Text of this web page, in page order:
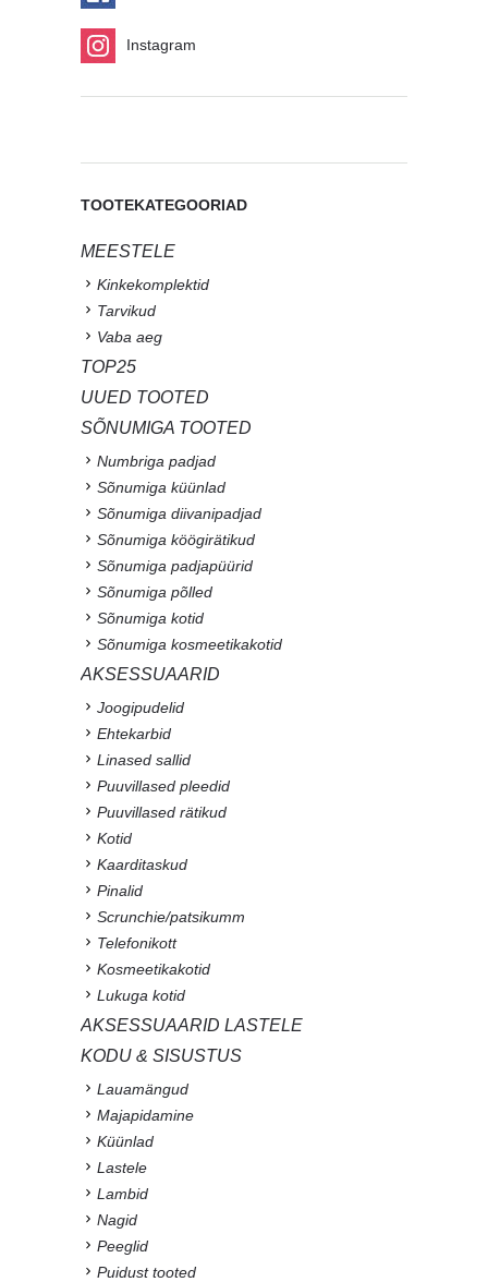
Instagram
TOOTEKATEGOORIAD
MEESTELE
Kinkekomplektid
Tarvikud
Vaba aeg
TOP25
UUED TOOTED
SÕNUMIGA TOOTED
Numbriga padjad
Sõnumiga küünlad
Sõnumiga diivanipadjad
Sõnumiga köögirätikud
Sõnumiga padjapüürid
Sõnumiga põlled
Sõnumiga kotid
Sõnumiga kosmeetikakotid
AKSESSUAARID
Joogipudelid
Ehtekarbid
Linased sallid
Puuvillased pleedid
Puuvillased rätikud
Kotid
Kaarditaskud
Pinalid
Scrunchie/patsikumm
Telefonikott
Kosmeetikakotid
Lukuga kotid
AKSESSUAARID LASTELE
KODU & SISUSTUS
Lauamängud
Majapidamine
Küünlad
Lastele
Lambid
Nagid
Peeglid
Puidust tooted